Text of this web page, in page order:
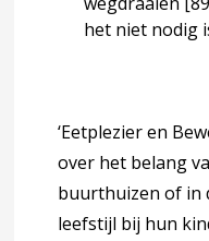
het niet nodig
‘Eetplezier en
over het belang
buurthuizen of in
leefstijl bij hun